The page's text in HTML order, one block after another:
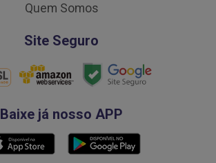
Quem Somos
Site Seguro
Baixe já nosso APP